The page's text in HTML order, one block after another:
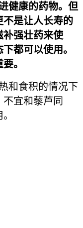
健康的药物。但
不是让人长寿的
补强壮药来使
都可以使用。
。
和食积的情况下
宜和藜芦同